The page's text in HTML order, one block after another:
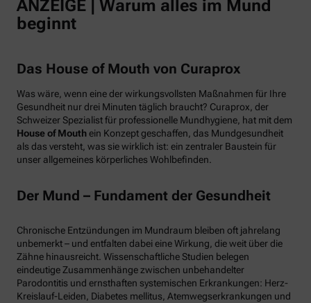
ANZEIGE | Warum alles im Mund
beginnt
Das House of Mouth von Curaprox
Was wäre, wenn eine der wirkungsvollsten Maßnahmen für Ihre
Gesundheit nur drei Minuten täglich braucht? Curaprox, der
Schweizer Spezialist für professionelle Mundhygiene, hat mit dem
House of Mouthein Konzept geschaffen, das Mundgesundheit
als das versteht, was sie wirklich ist: ein zentraler Baustein für
unser allgemeines körperliches Wohlbefinden.
Der Mund – Fundament der Gesundheit
Chronische Entzündungen im Mundraum bleiben oft jahrelang
unbemerkt – und entfalten dabei eine Wirkung, die weit über die
Zähne hinausreicht. Wissenschaftliche Studien belegen
eindeutige Zusammenhänge zwischen unbehandelter
Parodontitis und ernsthaften systemischen Erkrankungen: Herz-
Kreislauf-Leiden, Diabetes mellitus, Atemwegserkrankungen und